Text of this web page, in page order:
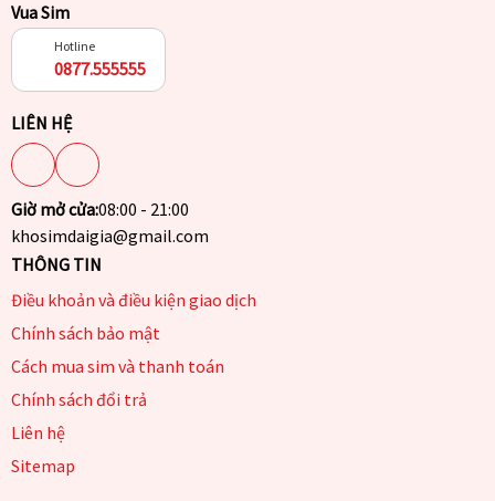
Vua Sim
Hotline
0877.555555
LIÊN HỆ
Giờ mở cửa:08:00 - 21:00
khosimdaigia@gmail.com
THÔNG TIN
Điều khoản và điều kiện giao dịch
Chính sách bảo mật
Cách mua sim và thanh toán
Chính sách đổi trả
Liên hệ
Sitemap